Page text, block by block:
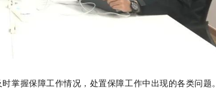
掌握保障工作情况，处置保障工作中出现的各类问题。